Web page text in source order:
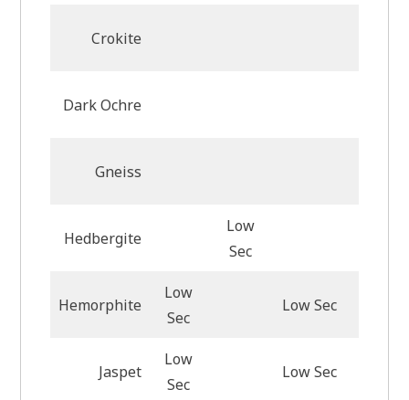
Crokite
Dark Ochre
Gneiss
Hedbergite
Low
Sec
Hemorphite
Low
Sec
Low Sec
Jaspet
Low
Sec
Low Sec